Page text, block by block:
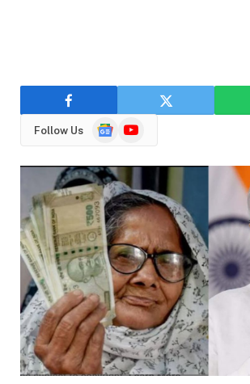
Follow Us
GoogleYouTube